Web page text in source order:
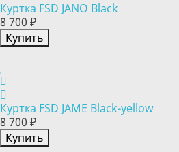
Куртка FSD JANO Black
8 700 ₽
Купить
Куртка FSD JAME Black-yellow
8 700 ₽
Купить